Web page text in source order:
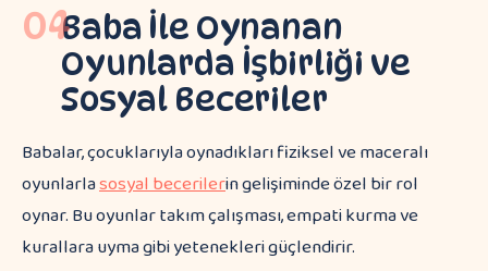
04Baba İle Oynanan
Oyunlarda İşbirliği ve
Sosyal Beceriler
Babalar, çocuklarıyla oynadıkları fiziksel ve maceralı
oyunlarlasosyal becerilerin gelişiminde özel bir rol
oynar. Bu oyunlar takım çalışması, empati kurma ve
kurallara uyma gibi yetenekleri güçlendirir.